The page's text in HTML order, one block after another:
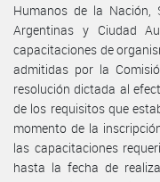
Humanos de la Nación,
Argentinas y Ciudad
capacitaciones de
admitidas por la
resolución dictada al
de los requisitos que
momento de la
las capacitaciones
hasta la fecha de